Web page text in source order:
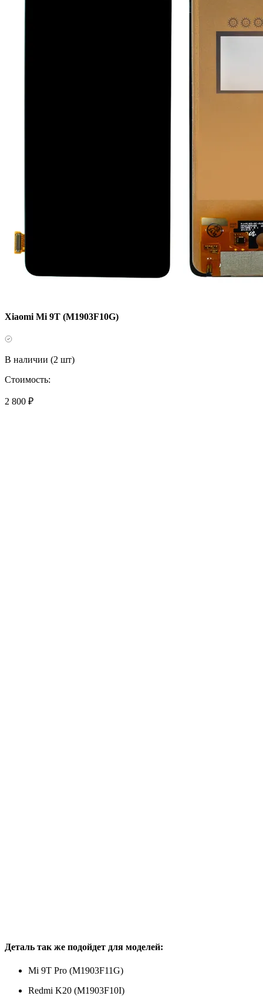
Xiaomi Mi 9T (M1903F10G)
В наличии (2 шт)
Стоимость:
2 800 ₽
Деталь так же подойдет для моделей:
Mi 9T Pro (M1903F11G)
Redmi K20 (M1903F10I)